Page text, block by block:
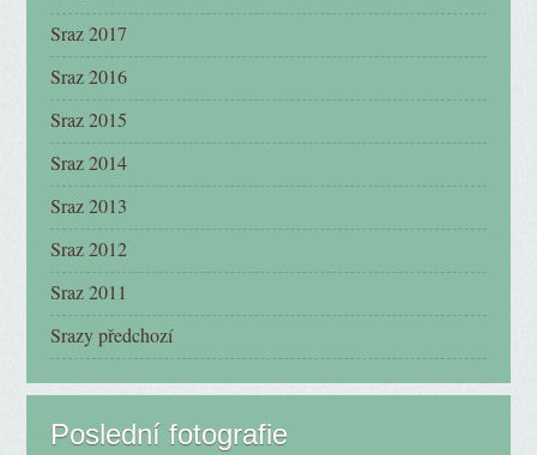
Sraz 2017
Sraz 2016
Sraz 2015
Sraz 2014
Sraz 2013
Sraz 2012
Sraz 2011
Srazy předchozí
Poslední fotografie